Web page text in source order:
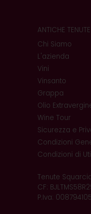
ANTICHE
Chi Siamo
L'azienda
Vini
Vinsanto
Grappa
Olio
Wine Tour
Sicurezza e
Condizioni
Condizioni di
Tenute
CF:
P.Iva: